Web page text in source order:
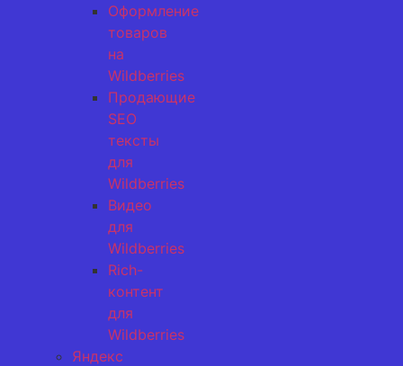
Оформление
товаров
на
Wildberries
Продающие
SEO
тексты
для
Wildberries
Видео
для
Wildberries
Rich-
контент
для
Wildberries
Яндекс